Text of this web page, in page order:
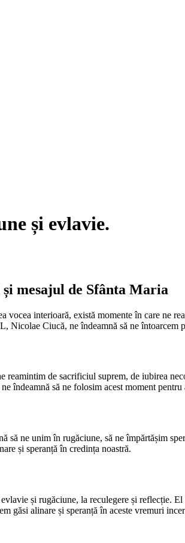
și evlavie.
mesajul de Sfânta Maria
vocea interioară, există momente în care ne
Nicolae Ciucă, ne îndeamnă să ne întoarcem
de sacrificiul suprem, de iubirea
îndeamnă să ne folosim acest moment
să ne unim în rugăciune, să ne împărtășim
și speranță în credința noastră.
și rugăciune, la reculegere și reflecție.
găsi alinare și speranță în aceste vremuri